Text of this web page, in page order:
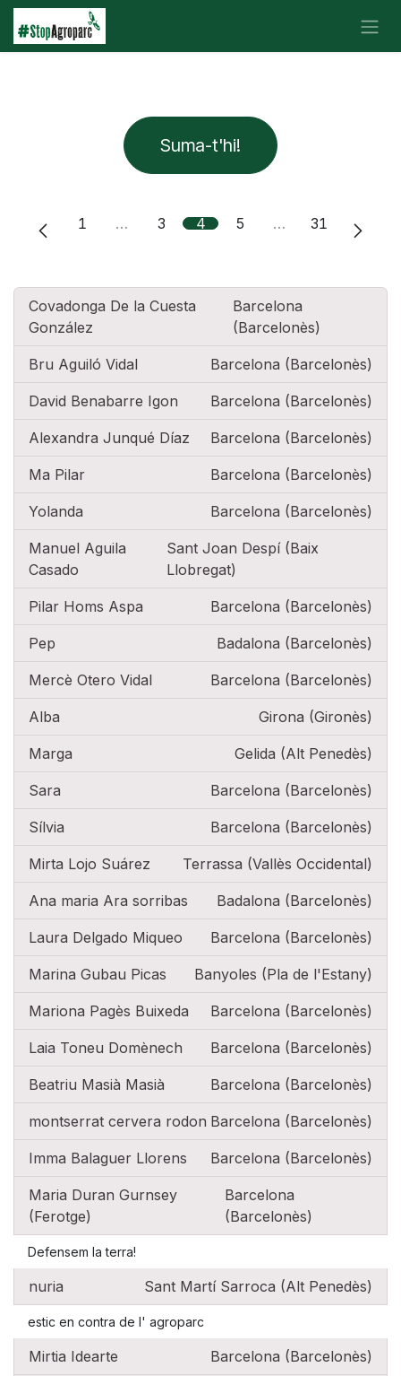
Ir al contenido
Suma-t'hi!
1 … 3 4 5 … 31
Covadonga De la Cuesta
González
Barcelona
(Barcelonès)
Bru Aguiló Vidal Barcelona (Barcelonès)
David Benabarre Igon Barcelona (Barcelonès)
Alexandra Junqué Díaz Barcelona (Barcelonès)
Ma Pilar Barcelona (Barcelonès)
Yolanda Barcelona (Barcelonès)
Manuel Aguila
Casado
Sant Joan Despí (Baix
Llobregat)
Pilar Homs Aspa Barcelona (Barcelonès)
Pep Badalona (Barcelonès)
Mercè Otero Vidal Barcelona (Barcelonès)
Alba Girona (Gironès)
Marga Gelida (Alt Penedès)
Sara Barcelona (Barcelonès)
Sílvia Barcelona (Barcelonès)
Mirta Lojo Suárez Terrassa (Vallès Occidental)
Ana maria Ara sorribas Badalona (Barcelonès)
Laura Delgado Miqueo Barcelona (Barcelonès)
Marina Gubau Picas Banyoles (Pla de l'Estany)
Mariona Pagès Buixeda Barcelona (Barcelonès)
Laia Toneu Domènech Barcelona (Barcelonès)
Beatriu Masià Masià Barcelona (Barcelonès)
montserrat cervera rodon Barcelona (Barcelonès)
Imma Balaguer Llorens Barcelona (Barcelonès)
Maria Duran Gurnsey
(Ferotge)
Barcelona
(Barcelonès)
Defensem la terra!
nuria Sant Martí Sarroca (Alt Penedès)
estic en contra de l' agroparc
Mirtia Idearte Barcelona (Barcelonès)